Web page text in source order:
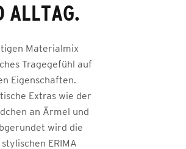
ALLTAG.
Materialmix
Tragegefühl auf
Eigenschaften.
Extras wie der
an Ärmel und
wird die
ERIMA